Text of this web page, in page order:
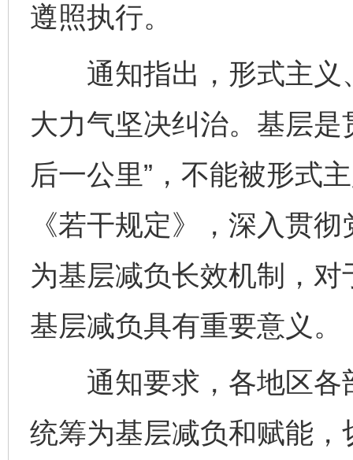
遵照执行。
通知指出，形式主义
大力气坚决纠治。基层
后一公里”，不能被形式
《若干规定》，深入贯
为基层减负长效机制，
基层减负具有重要意义。
通知要求，各地区各
统筹为基层减负和赋能